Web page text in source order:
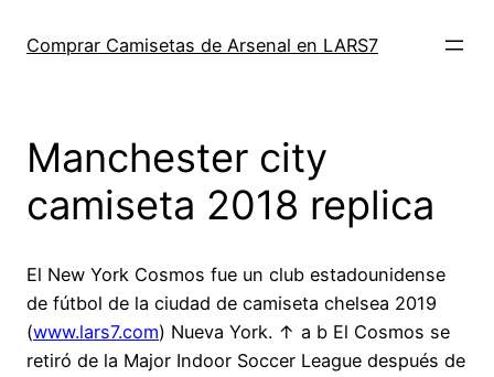
Comprar Camisetas de Arsenal en LARS7
Manchester city
camiseta 2018 replica
El New York Cosmos fue un club estadounidense
de fútbol de la ciudad de camiseta chelsea 2019
(www.lars7.com) Nueva York. ↑ a b El Cosmos se
retiró de la Major Indoor Soccer League después de